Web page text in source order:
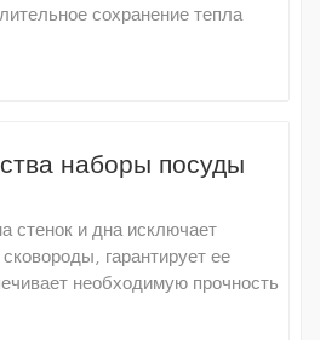
сохранение тепла
наборы посуды
стенок и дна исключает
гарантирует ее
необходимую прочность